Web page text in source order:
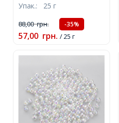
Отвір 1.5мм, близько
Упак.: 25 г
88,00грн. -35%
57,00 грн. / 25 г